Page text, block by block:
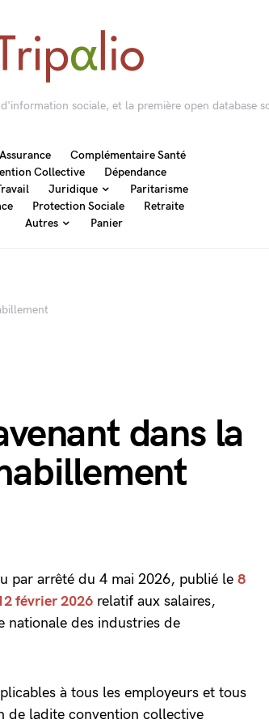
sociale, et la première open database
Assurance
Complémentaire Santé
Collective
Dépendance
Juridique
Paritarisme
Protection Sociale
Retraite
Autres
Panier
dans la
par arrêté du 4 mai 2026, publié le 8
février 2026 relatif aux salaires,
nationale des industries de
à tous les employeurs et tous
de ladite convention collective